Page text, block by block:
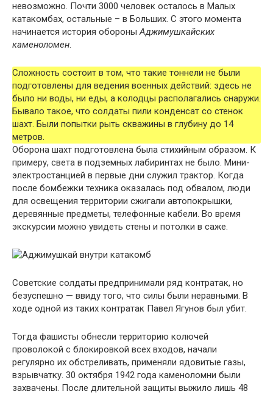
невозможно. Почти 3000 человек осталось в Малых
катакомбах, остальные – в Больших. С этого момента
начинается история обороныАджимушкайских
каменоломен.
Сложность состоит в том, что такие тоннели не были
подготовлены для ведения военных действий: здесь не
было ни воды, ни еды, а колодцы располагались снаружи.
Бывало такое, что солдаты пили конденсат со стенок
шахт. Были попытки рыть скважины в глубину до 14
метров.
Оборона шахт подготовлена была стихийным образом. К
примеру, света в подземных лабиринтах не было. Мини-
электростанцией в первые дни служил трактор. Когда
после бомбежки техника оказалась под обвалом, люди
для освещения территории сжигали автопокрышки,
деревянные предметы, телефонные кабели. Во время
экскурсии можно увидеть стены и потолки в саже.
Советские солдаты предпринимали ряд контратак, но
безуспешно — ввиду того, что силы были неравными. В
ходе одной из таких контратак Павел Ягунов был убит.
Тогда фашисты обнесли территорию колючей
проволокой с блокировкой всех входов, начали
регулярно их обстреливать, применяли ядовитые газы,
взрывчатку. 30 октября 1942 года каменоломни были
захвачены. После длительной защиты выжило лишь 48